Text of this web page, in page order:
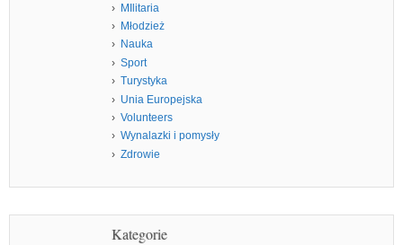
MIlitaria
Młodzież
Nauka
Sport
Turystyka
Unia Europejska
Volunteers
Wynalazki i pomysły
Zdrowie
Kategorie